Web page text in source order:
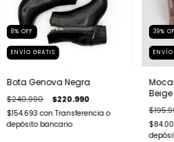
8% OFF
ENVÍO GRATIS
Bota Genova Negra
$240.990 $220.990
$154.693con Transferencia o
depósito bancario
39%
ENVÍO
Beige